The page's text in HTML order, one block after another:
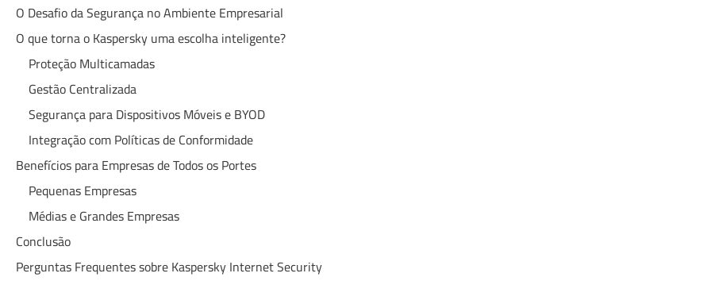
O Desafio da Segurança no Ambiente Empresarial
O que torna o Kaspersky uma escolha inteligente?
Proteção Multicamadas
Gestão Centralizada
Segurança para Dispositivos Móveis e BYOD
Integração com Políticas de Conformidade
Benefícios para Empresas de Todos os Portes
Pequenas Empresas
Médias e Grandes Empresas
Conclusão
Perguntas Frequentes sobre Kaspersky Internet Security